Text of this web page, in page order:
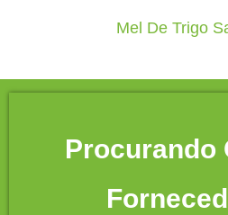
Mel De Trigo
Procurando